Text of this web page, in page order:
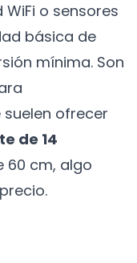
o sensores
básica de
mínima. Son
ofrecer
de 14
60 cm, algo